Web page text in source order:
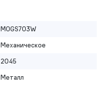
MOGS703W
Механическое
2045
Металл